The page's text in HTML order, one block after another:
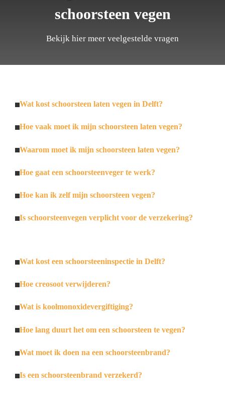
schoorsteen vegen
Bekijk hier meer veelgestelde vragen
Wat kost schoorsteen laten vegen in Delft?
Hoe vaak moet ik mijn schoorsteen laten vegen?
Waarom moet ik mijn schoorsteen laten vegen?
Hoe gaat een schoorsteenveger te werk?
Hoe kan ik zelf mijn schoorsteen vegen?
Is schoorsteenvegen verplicht voor de verzekering?
Wat kost een schoorsteeninspectie in Delft?
Hoe creosoot verwijderen?
Wat is koolmonoxidevergiftiging?
Hoe lang duurt het om een schoorsteen te vegen?
Wat moet ik doen na een schoorsteenbrand?
Is een schoorsteenbrand verzekerd?